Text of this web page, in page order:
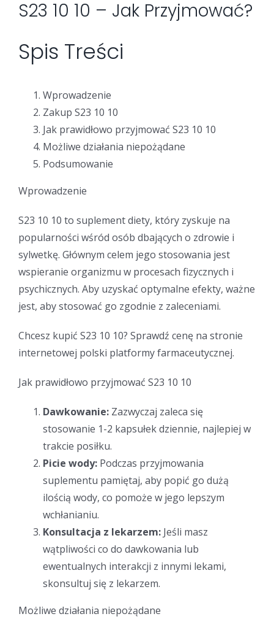
Next Generation Endpoint Security
Next Generation Firewalls
Threat Intelligence & Attribution
Huawei Datacenter
Lenovo Datacenter
Specialized Solutions
S23 10 10 – Jak Przyjmować?
Spis Treści
Wprowadzenie
Zakup S23 10 10
Jak prawidłowo przyjmować S23 10 10
Możliwe działania niepożądane
Podsumowanie
Wprowadzenie
S23 10 10 to suplement diety, który zyskuje na
popularności wśród osób dbających o zdrowie i
sylwetkę. Głównym celem jego stosowania jest
wspieranie organizmu w procesach fizycznych i
psychicznych. Aby uzyskać optymalne efekty, ważne
jest, aby stosować go zgodnie z zaleceniami.
Chcesz kupić S23 10 10? Sprawdź cenę na stronie
internetowej polski platformy farmaceutycznej.
Jak prawidłowo przyjmować S23 10 10
Dawkowanie: Zazwyczaj zaleca się
stosowanie 1-2 kapsułek dziennie, najlepiej w
trakcie posiłku.
Picie wody: Podczas przyjmowania
suplementu pamiętaj, aby popić go dużą
ilością wody, co pomoże w jego lepszym
wchłanianiu.
Konsultacja z lekarzem: Jeśli masz
wątpliwości co do dawkowania lub
ewentualnych interakcji z innymi lekami,
skonsultuj się z lekarzem.
Możliwe działania niepożądane